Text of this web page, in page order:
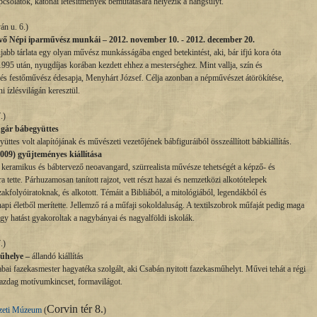
u. 6.)
Népi iparművész munkái – 2012. november 10. - 2012. december 20.
tárlata egy olyan művész munkásságába enged betekintést, aki, bár ifjú kora óta
után, nyugdíjas korában kezdett ehhez a mesterséghez. Mint vallja, szín és
festőművész édesapja, Menyhárt József. Célja azonban a népművészet átörökítése,
ízlésvilágán keresztül.
bábegyüttes
volt alapítójának és művészeti vezetőjének bábfiguráiból összeállított bábkiállítás.
gyűjteményes kiállítása
és bábtervező neoavangard, szürrealista művésze tehetségét a képző- és
tette. Párhuzamosan tanított rajzot, vett részt hazai és nemzetközi alkotótelepek
és alkotott. Témáit a Bibliából, a mitológiából, legendákból és
életből merítette. Jellemző rá a műfaji sokoldaluság. A textilszobrok műfaját pedig maga
hatást gyakoroltak a nagybányai és nagyalföldi iskolák.
– állandó kiállítás
fazekasmester hagyatéka szolgált, aki Csabán nyitott fazekasműhelyt. Művei tehát a régi
motívumkincset, formavilágot.
Múzeum (Corvin tér 8.)